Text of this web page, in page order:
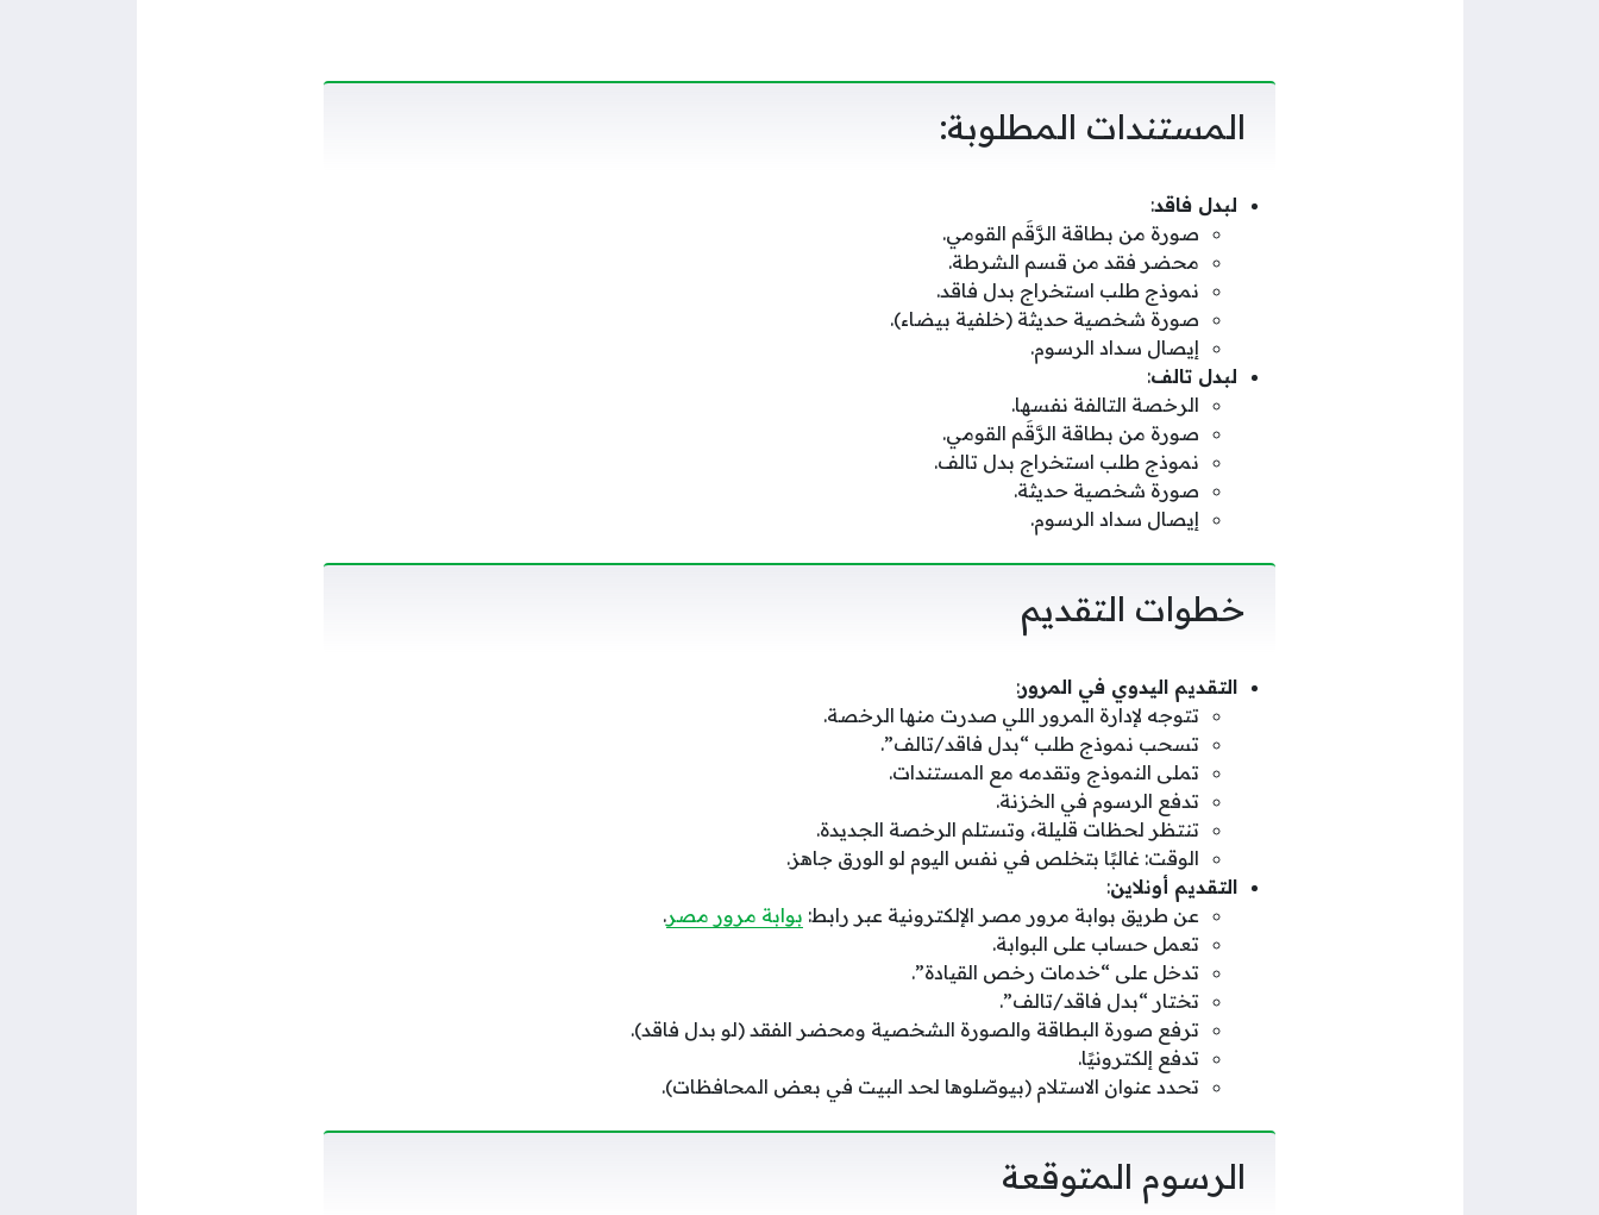
المستندات المطلوبة:
لبدل فاقد:
صورة من بطاقة الرَّقَم القومي.
محضر فقد من قسم الشرطة.
نموذج طلب استخراج بدل فاقد.
صورة شخصية حديثة (خلفية بيضاء).
إيصال سداد الرسوم.
لبدل تالف:
الرخصة التالفة نفسها.
صورة من بطاقة الرَّقَم القومي.
نموذج طلب استخراج بدل تالف.
صورة شخصية حديثة.
إيصال سداد الرسوم.
خطوات التقديم
التقديم اليدوي في المرور:
تتوجه لإدارة المرور اللي صدرت منها الرخصة.
تسحب نموذج طلب “بدل فاقد/تالف”.
تملى النموذج وتقدمه مع المستندات.
تدفع الرسوم في الخزنة.
تنتظر لحظات قليلة، وتستلم الرخصة الجديدة.
الوقت: غالبًا بتخلص في نفس اليوم لو الورق جاهز.
التقديم أونلاين:
عن طريق بوابة مرور مصر الإلكترونية عبر رابط: بوابة مرور مصر.
تعمل حساب على البوابة.
تدخل على “خدمات رخص القيادة”.
تختار “بدل فاقد/تالف”.
ترفع صورة البطاقة والصورة الشخصية ومحضر الفقد (لو بدل فاقد).
تدفع إلكترونيًا.
تحدد عنوان الاستلام (بيوصّلوها لحد البيت في بعض المحافظات).
الرسوم المتوقعة